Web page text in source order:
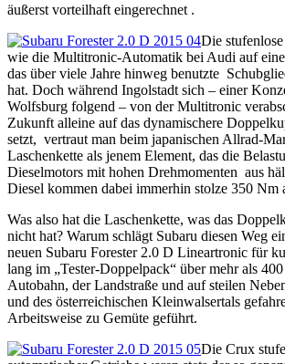
äußerst vorteilhaft eingerechnet .
Die
wie die Multitronic-Automatik bei Audi auf
das über viele Jahre hinweg benutzte
hat. Doch während Ingolstadt sich – einer
Wolfsburg folgend – von der Multitronic
Zukunft alleine auf das dynamischere
setzt, vertraut man beim japanischen Allrad-
Laschenkette als jenem Element, das die
Dieselmotors mit hohen Drehmomenten aus
Diesel kommen dabei immerhin stolze 350
Was also hat die Laschenkette, was das
nicht hat? Warum schlägt Subaru diesen Weg
neuen Subaru Forester 2.0 D Lineartronic für
lang im „Tester-Doppelpack“ über mehr als
Autobahn, der Landstraße und auf steilen
und des österreichischen Kleinwalsertals
Arbeitsweise zu Gemüte geführt.
Die Crux